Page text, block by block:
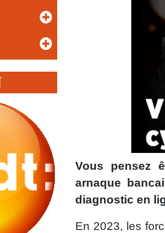
Vous pensez
arnaque
diagnostic en
En 2023, les